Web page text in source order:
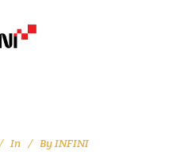
In ByINFINI